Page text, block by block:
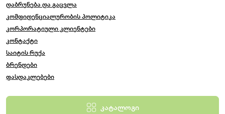
რეგულირებადი საზურგე, ბალიში და რბილი
ზედაპირი უზრუნველყოფს ბავშვის კომფორტულ
ძილსა და დასვენებას. სათამაშოების ჩამოსაკიდი
და მუსიკალური პანელი კი არ აძლევს პატარებს
მოწყენის სასუალებას.
ჰიგიენური საფარის მოხსნა ადვილია და
დაბრუნება და გაცვლა
კომფიდენციალურობის პოლიტიკა
კორპორატიული კლიენტები
კონტაქტი
საიტის რუქა
ბრენდები
ფასდაკლებები
კატალოგი